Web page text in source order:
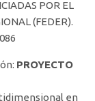
POR EL
(FEDER).
PROYECTO
en